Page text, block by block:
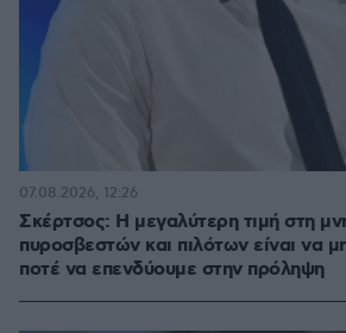
Σκέρτσος: Η μεγαλύτερη τιμή στη
πυροσβεστών και πιλότων είναι να
ποτέ να επενδύουμε στην πρόληψη
07.08.2026, 12:26